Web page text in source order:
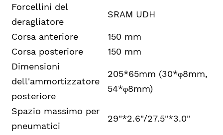
Forcellini del
deragliatore
SRAM UDH
Corsa anteriore
150 mm
Corsa posteriore
150 mm
Dimensioni
dell'ammortizzatore
posteriore
205*65mm (30*φ8mm,
54*φ8mm)
Spazio massimo per
pneumatici
29"*2.6"/27.5"*3.0"